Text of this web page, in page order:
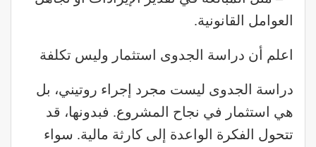
العوامل القانونية.
اعلم أن دراسة الجدوى استثمار وليس تكلفة
دراسة الجدوى ليست مجرد إجراء روتيني، بل
هي استثمار في نجاح المشروع. فبدونها، قد
تتحول الفكرة الواعدة إلى كارثة مالية. سواء